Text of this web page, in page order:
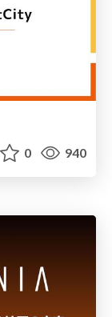
0 940